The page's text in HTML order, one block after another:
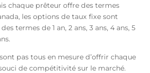
chaque prêteur offre des termes
les options de taux fixe sont
termes de 1 an, 2 ans, 3 ans, 4 ans, 5
pas tous en mesure d’offrir chaque
de compétitivité sur le marché.